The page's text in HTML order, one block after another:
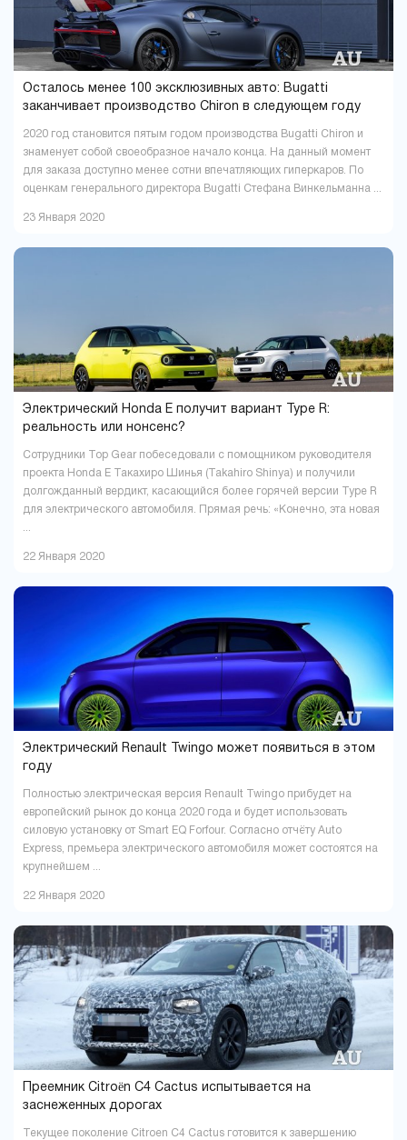
Осталось менее 100 эксклюзивных авто: Bugatti
заканчивает производство Chiron в следующем году
2020 год становится пятым годом производства Bugatti Chiron и
знаменует собой своеобразное начало конца. На данный момент
для заказа доступно менее сотни впечатляющих гиперкаров. По
оценкам генерального директора Bugatti Стефана Винкельманна ...
23 Января 2020
Электрический Honda E получит вариант Type R:
реальность или нонсенс?
Сотрудники Top Gear побеседовали с помощником руководителя
проекта Honda E Такахиро Шинья (Takahiro Shinya) и получили
долгожданный вердикт, касающийся более горячей версии Type R
для электрического автомобиля. Прямая речь: «Конечно, эта новая
...
22 Января 2020
Электрический Renault Twingo может появиться в этом
году
Полностью электрическая версия Renault Twingo прибудет на
европейский рынок до конца 2020 года и будет использовать
силовую установку от Smart EQ Forfour. Согласно отчёту Auto
Express, премьера электрического автомобиля может состоятся на
крупнейшем ...
22 Января 2020
Преемник Citroën C4 Cactus испытывается на
заснеженных дорогах
Текущее поколение Citroen C4 Cactus готовится к завершению